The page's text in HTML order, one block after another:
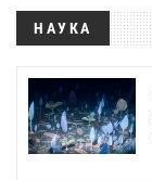
НАУКА